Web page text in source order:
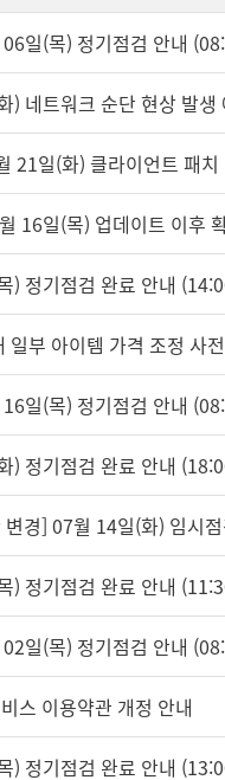
일(목) 정기점검 안내
) 네트워크 순단 현상 발생
21일(화) 클라이언트 패
16일(목) 업데이트 이후
) 정기점검 완료 안내
일부 아이템 가격 조정 사
일(목) 정기점검 안내
) 정기점검 완료 안내
변경] 07월 14일(화) 임시
) 정기점검 완료 안내
일(목) 정기점검 안내
스 이용약관 개정 안내
) 정기점검 완료 안내